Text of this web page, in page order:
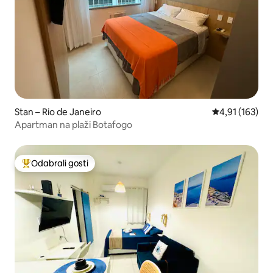
Stan – Rio de Janeiro Prosječna
4,91 (163)
Apartman na plaži Botafogo
Među najviše rangiranima s oznakom „Odabrali gosti”
Odabrali gosti